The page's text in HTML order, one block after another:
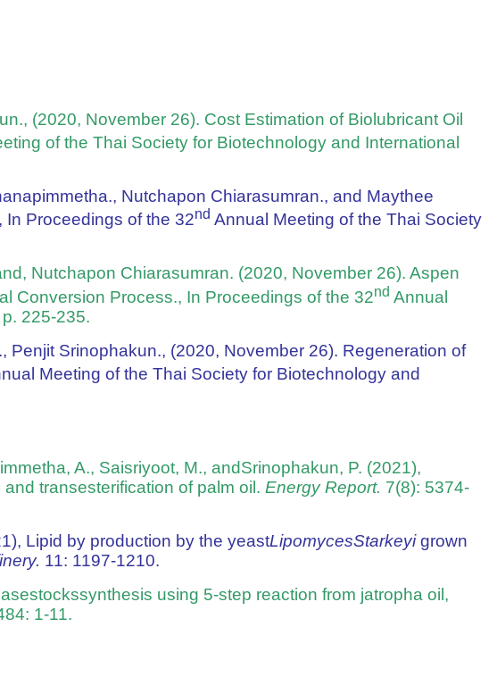
(2020, November 26). Cost Estimation of Biolubricant Oil
of the Thai Society for Biotechnology and International
Nutchapon Chiarasumran., and Maythee
Proceedings of the 32nd Annual Meeting of the Thai Society
Nutchapon Chiarasumran. (2020, November 26). Aspen
Conversion Process., In Proceedings of the 32nd Annual
225-235.
Srinophakun., (2020, November 26). Regeneration of
Meeting of the Thai Society for Biotechnology and
A., Saisriyoot, M., andSrinophakun, P. (2021),
transesterification of palm oil. Energy Report. 7(8): 5374-
Lipid by production by the yeastLipomycesStarkeyigrown
11: 1197-1210.
synthesis using 5-step reaction from jatropha oil,
1-11.